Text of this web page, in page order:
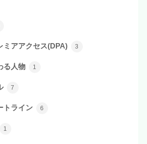
ミアアクセス(DPA) 3
る人物 1
7
トライン 6
1